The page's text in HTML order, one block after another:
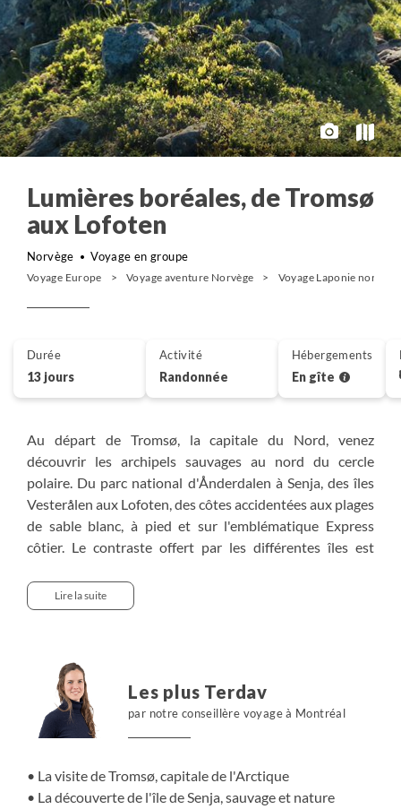
Lumières boréales, de Tromsø
aux Lofoten
Norvège Voyage en groupe
Voyage Europe Voyage aventure Norvège Voyage Laponie
Au départ de Tromsø, la capitale du Nord, venez
découvrir les archipels sauvages au nord du cercle
polaire. Du parc national d'Ånderdalen à Senja, des îles
Vesterålen aux Lofoten, des côtes accidentées aux plages
de sable blanc, à pied et sur l'emblématique Express
côtier. Le contraste offert par les différentes îles est
archipels norvégiens et de leur incroyable diversité de
paysages.
Lire la suite
Les plus Terdav
par notre conseillère voyage à Montréal
La visite de Tromsø, capitale de l'Arctique
La découverte de l'île de Senja, sauvage et nature
Durée
13 jours
Activité
Randonnée
Hébergements
En gîte